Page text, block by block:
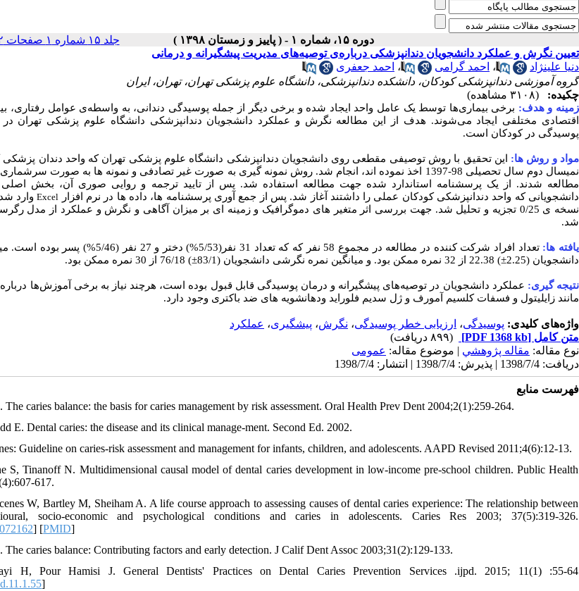
دوره ۱۵، شماره ۱ - ( پاییز و زمستان ۱۳۹۸ ) جلد ۱۵ شماره ۱ صفحات ۶۲-۵۵
تعیین نگرش و عملکرد دانشجویان دندانپزشکی درباره‌ی توصیه‌های مدیریت پیشگیرانه و درمانی
دنیا علینژاد
، احمد گرامی ، احمد جعفری
گروه آموزشی دندانپزشکی کودکان، دانشکده دندانپزشکی، دانشگاه علوم پزشکی تهران، تهران، ایران
چکیده:
(۳۱۰۸ مشاهده)
زمینه و هدف: برخی بیماری‌ها توسط یک عامل واحد ایجاد شده و برخی دیگر از جمله پوسیدگی دندانی، به واسطه‌ی عوامل رفتاری،
اقتصادی مختلفی ایجاد می‌شوند. هدف از این مطالعه نگرش و عملکرد دانشجویان دندانپزشکی دانشگاه علوم پزشکی تهران در
پوسیدگی در کودکان است.
مواد و روش ها:
این تحقیق با روش توصیفی مقطعی روی دانشجویان دندانپزشکی دانشگاه علوم پزشکی تهران که واحد دندان پزشکی
نمیسال دوم سال تحصیلی 98-1397 اخذ نموده اند، انجام شد. روش نمونه گیری به صورت غیر تصادفی و نمونه ها به صورت سرشماری
مطالعه شدند. از یک پرسشنامه استاندارد شده جهت مطالعه استفاده شد. پس از تایید ترجمه و روایی صوری آن، بخش اصلی
دانشجویانی که واحد دندانپزشکی کودکان عملی را داشتند آغاز شد. پس از جمع آوری پرسشنامه ها، داده ها در نرم افزار Excelوارد شد
نسخه
ی 0/25 تجزیه و تحلیل شد. جهت بررسی اثر متغیر های دموگرافیک و زمینه ای بر میزان آگاهی و نگرش و عملکرد از مدل
شد.
یافته ها:
تعداد افراد شرکت کننده در مطالعه در مجموع 58 نفر که که تعداد 31
دانشجویان (2.25±) 22.38 از 32 نمره ممکن بود. و میانگین نمره نگرشی دانشجویان
(83/1±) 76/18 از 30 نمره ممکن بود.
نتیجه گیری: عملکرد دانشجویان در توصیه‌های پیشگیرانه و درمان پوسیدگی قابل قبول بوده است، هرچند نیاز به برخی آموزش‌ها
مانند زایلیتول و فسفات کلسیم آمورف و ژل سدیم فلوراید ودهانشویه های ضد باکتری وجود دارد.
واژه‌های کلیدی: پوسیدگی، ارزیابی خطر پوسیدگی، نگرش، پیشگیری، عملکرد
متن کامل [PDF 1368 kb]
(۸۹۹ دریافت)
نوع مقاله: مقاله پژوهشي | موضوع مقاله: عمومى
دریافت: 1398/7/4 | پذیرش: 1398/7/4 | انتشار: 1398/7/4
فهرست منابع
The caries balance: the basis for caries management by risk assessment. Oral Health Prev Dent 2004;2(1):259-264.
E. Dental caries: the disease and its clinical manage-ment. Second Ed. 2002.
Guideline on caries-risk assessment and management for infants, children, and adolescents. AAPD Revised 2011;4(6):12-13.
S, Tinanoff N. Multidimensional causal model of dental caries development in low-income pre-school children. Public Health
617.
W, Bartley M, Sheiham A. A life course approach to assessing causes of dental caries experience: The relationship between
socio-economic and psychological conditions and caries in adolescents. Caries Res 2003; 37(5):319-326.
] [PMID]
The caries balance: Contributing fac‌tors and early detection. J Calif Dent Assoc 2003;31(2):129-133.
H, Pour Hamisi J. General Dentists' Practices on Dental Caries Prevention Services .ijpd. 2015; 11(1) :55-64
]